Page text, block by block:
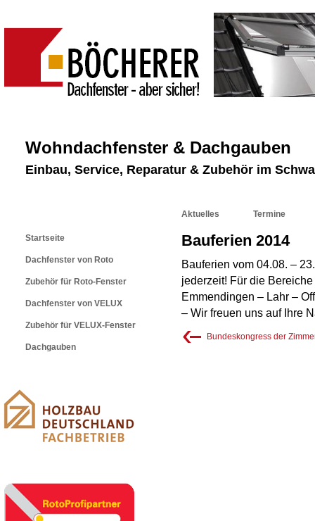
Wohndachfenster & Dachgauben
Einbau, Service, Reparatur & Zubehör im
Startseite
Dachfenster von Roto
Zubehör für Roto-Fenster
Dachfenster von VELUX
Zubehör für VELUX-Fenster
Dachgauben
Aktuelles Termine
Bauferien 2014
Bauferien vom 04.08. –
jederzeit! Für die
Emmendingen – Lahr –
– Wir freuen uns auf Ihre
Bundeskongress der